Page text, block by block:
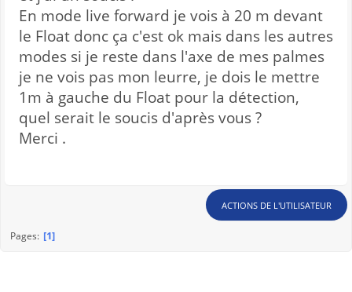
En mode live forward je vois à 20 m devant
le Float donc ça c'est ok mais dans les autres
modes si je reste dans l'axe de mes palmes
je ne vois pas mon leurre, je dois le mettre
1m à gauche du Float pour la détection,
quel serait le soucis d'après vous ?
Merci .
ACTIONS DE L'UTILISATEUR
Pages 1